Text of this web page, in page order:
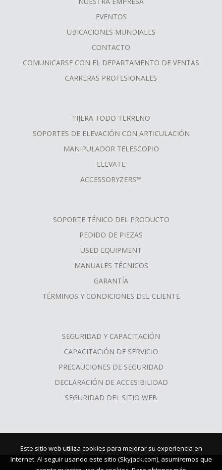
EVENTOS
UBICACIONES MUNDIALES
CONTACTO
COMUNICARSE CON EL DEPARTAMENTO DE VENTAS
CARRERAS PROFESIONALES
TIJERA TODO TERRENO
SOPORTES DE ELEVACIÓN CON ARTICULACIÓN
MANIPULADOR TELESCOPIO
ELEVATE
ACCESSORYZERS™
SOPORTE TÉNICO DEL PRODUCTO
PEDIDO DE PIEZAS
USED EQUIPMENT
MANUALES TÉCNICOS
GARANTÍA
TÉRMINOS Y CONDICIONES DEL CLIENTE
SEGURIDAD Y CAPACITACIÓN
CAPACITACIÓN DE SERVICIO
PRECAUCIONES DE SEGURIDAD
DECLARACIÓN DE ACCESIBILIDAD
SEGURIDAD DEL SITIO WEB
Este sitio web utiliza cookies para mejorar su experiencia en
Internet. Al seguir usando este sitio (Skyjack.com), asumiremos que